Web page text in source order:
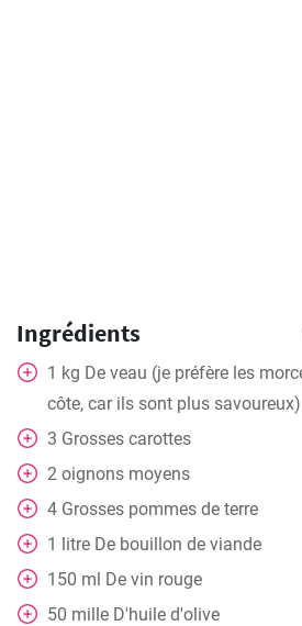
Ingrédients
1 kg De veau (je préfère les
côte, car ils sont plus savoureux)
3 Grosses carottes
2 oignons moyens
4 Grosses pommes de terre
1 litre De bouillon de viande
150 ml De vin rouge
50 mille D'huile d'olive